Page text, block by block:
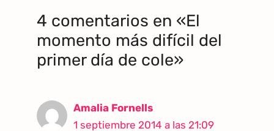
4 comentarios en «El
momento más difícil del
primer día de cole»
Amalia Fornells
1 septiembre 2014 a las 21:09